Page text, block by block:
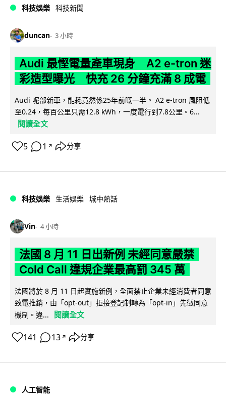
科技娛樂 科技新聞
duncan 3 小時
Audi 最慳電量產車現身 A2 e-tron 迷
彩造型曝光 快充 26 分鐘充滿 8 成電
Audi 呢部新車，能耗竟然係25年前嘅一半。 A2 e-tron 風阻低
至0.24，每百公里只需12.8 kWh，一度電行到7.8公里。6...
閱讀全文
5 1 ↗ 分享
科技娛樂 生活娛樂 城中熱話
Vin 4 小時
法國 8 月 11 日出新例 未經同意嚴禁
Cold Call 違規企業最高罰 345 萬
法國將於 8 月 11 日起實施新例，全面禁止企業未經消費者同意
致電推銷，由「opt-out」拒接登記制轉為「opt-in」先徵同意
機制。違...
閱讀全文
141 13 ↗ 分享
人工智能